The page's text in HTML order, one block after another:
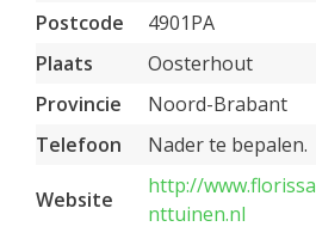
Postcode
4901PA
Plaats
Oosterhout
Provincie
Noord-Brabant
Telefoon
Nader te bepalen.
Website
http://www.florissa
nttuinen.nl